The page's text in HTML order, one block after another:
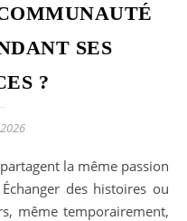
SES
?
des histoires ou
même temporairement,